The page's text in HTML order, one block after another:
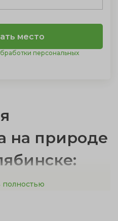
персональных
на природе
полностью